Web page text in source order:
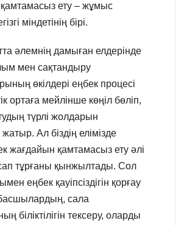
қамтамасыз ету – жұмыс
міндетінің бірі.
әлемнің дамыған елдерінде
мен сақтандыру
өкілдері еңбек процесі
ортаға мейлінше көңіл бөліп,
түрлі жолдарын
Ал біздің елімізде
жағдайын қамтамасыз ету әлі
тұрғаны қынжылтады. Сол
еңбек қауіпсіздігін қорғау
сала
біліктілігін тексеру, оларды